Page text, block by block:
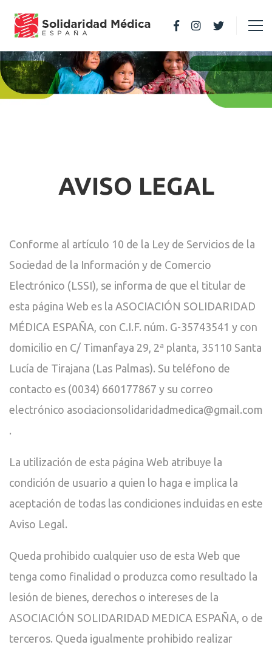
AVISO LEGAL
Conforme al artículo 10 de la Ley de Servicios de la
Sociedad de la Información y de Comercio
Electrónico (LSSI), se informa de que el titular de
esta página Web es la ASOCIACIÓN SOLIDARIDAD
MÉDICA ESPAÑA, con C.I.F. núm. G-35743541 y con
domicilio en C/ Timanfaya 29, 2ª planta, 35110 Santa
Lucía de Tirajana (Las Palmas). Su teléfono de
contacto es (0034) 660177867 y su correo
electrónico asociacionsolidaridadmedica@gmail.com
.
La utilización de esta página Web atribuye la
condición de usuario a quien lo haga e implica la
aceptación de todas las condiciones incluidas en este
Aviso Legal.
Queda prohibido cualquier uso de esta Web que
tenga como finalidad o produzca como resultado la
lesión de bienes, derechos o intereses de la
ASOCIACIÓN SOLIDARIDAD MEDICA ESPAÑA, o de
terceros. Queda igualmente prohibido realizar